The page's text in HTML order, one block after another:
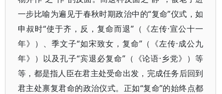
一步比喻为遍见于春秋时期政治中的“复命”仪式，如
申叔时“使于齐，反，复命而退”（《左传·宣公十一
年》）、季文子“如宋致女，复命”（《左传·成公九
年》）以及孔子“宾退必复命”（《论语·乡党》）等
等，都是指人臣在君主处受命出发，完成任务后回到
君主处禀复君命的政治仪式。正如“复命”的始终点都